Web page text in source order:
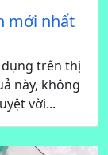
mới nhất
trên thị
này, không
vời...